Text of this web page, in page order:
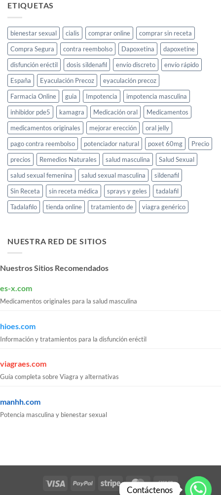
femenina
ETIQUETAS
bienestar sexual cialis comprar online
comprar sin receta
Compra Segura
contra reembolso Dapoxetina
dapoxetine
disfunción eréctil
dosis sildenafil envío discreto
envío rápido
España
Eyaculación Precoz
eyaculación precoz
Farmacia Online
guia Impotencia
impotencia masculina
inhibidor pde5
kamagra Medicación oral
Medicamentos
medicamentos originales
mejorar erección
oral jelly
pago contra reembolso
potenciador natural poxet 60mg
Precio
precios
Remedios Naturales salud masculina
Salud Sexual
salud sexual femenina
salud sexual masculina
sildenafil
Sin Receta
sin receta médica sprays y geles
tadalafil
Tadalafilo
tienda online tratamiento de viagra genérico
NUESTRA RED DE SITIOS
Nuestros Sitios Recomendados
es-x.com
Medicamentos originales para la salud masculina
hioes.com
Información y tratamientos para la disfunción eréctil
viagraes.com
Guía completa sobre Viagra y alternativas
manhh.com
Potencia masculina y bienestar sexual
Visa PayPal Stripe MasterCardCash
Contáctenos